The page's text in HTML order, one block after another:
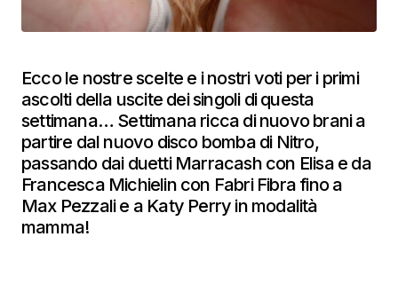
Ecco le nostre scelte e i nostri voti per i primi
ascolti della uscite dei singoli di questa
settimana… Settimana ricca di nuovo brani a
partire dal nuovo disco bomba di Nitro,
passando dai duetti Marracash con Elisa e da
Francesca Michielin con Fabri Fibra fino a
Max Pezzali e a Katy Perry in modalità
mamma!